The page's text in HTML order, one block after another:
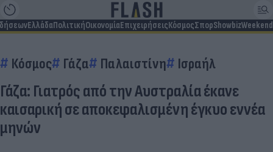
ΕλλάδαΠολιτικήΟικονομίαΕπιχειρήσειςΚόσμοςΣπορShowbizWeekend
Κόσμος Γάζα Παλαιστίνη Ισραήλ
Γάζα: Γιατρός από την Αυστραλία έκανε
καισαρική σε αποκεφαλισμένη έγκυο εννέα
μηνών